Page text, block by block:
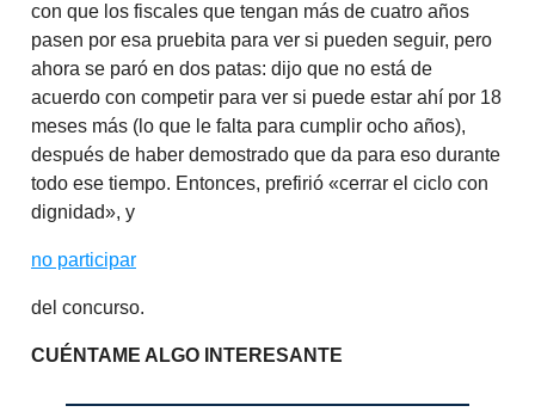
con que los fiscales que tengan más de cuatro años
pasen por esa pruebita para ver si pueden seguir, pero
ahora se paró en dos patas: dijo que no está de
acuerdo con competir para ver si puede estar ahí por 18
meses más (lo que le falta para cumplir ocho años),
después de haber demostrado que da para eso durante
todo ese tiempo. Entonces, prefirió «cerrar el ciclo con
dignidad», y
no participar
del concurso.
CUÉNTAME ALGO INTERESANTE